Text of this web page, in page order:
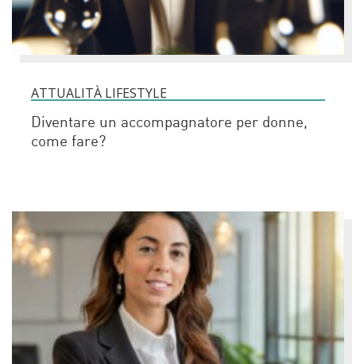
ATTUALITÀ LIFESTYLE
Diventare un accompagnatore per donne,
come fare?